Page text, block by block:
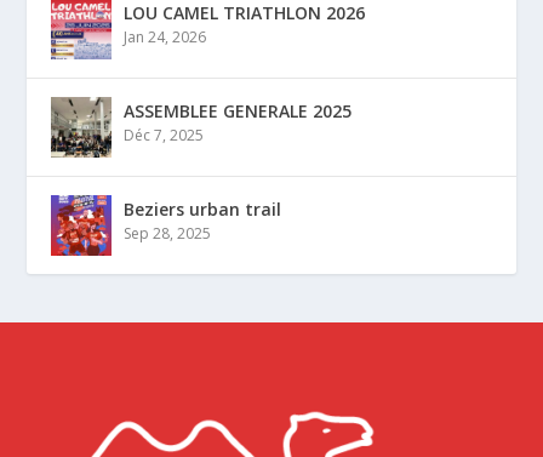
LOU CAMEL TRIATHLON 2026
Jan 24, 2026
ASSEMBLEE GENERALE 2025
Déc 7, 2025
Beziers urban trail
Sep 28, 2025